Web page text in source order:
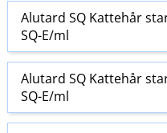
Alutard SQ Kattehår
SQ-E​/​ml
Alutard SQ Kattehår
SQ-E​/​ml